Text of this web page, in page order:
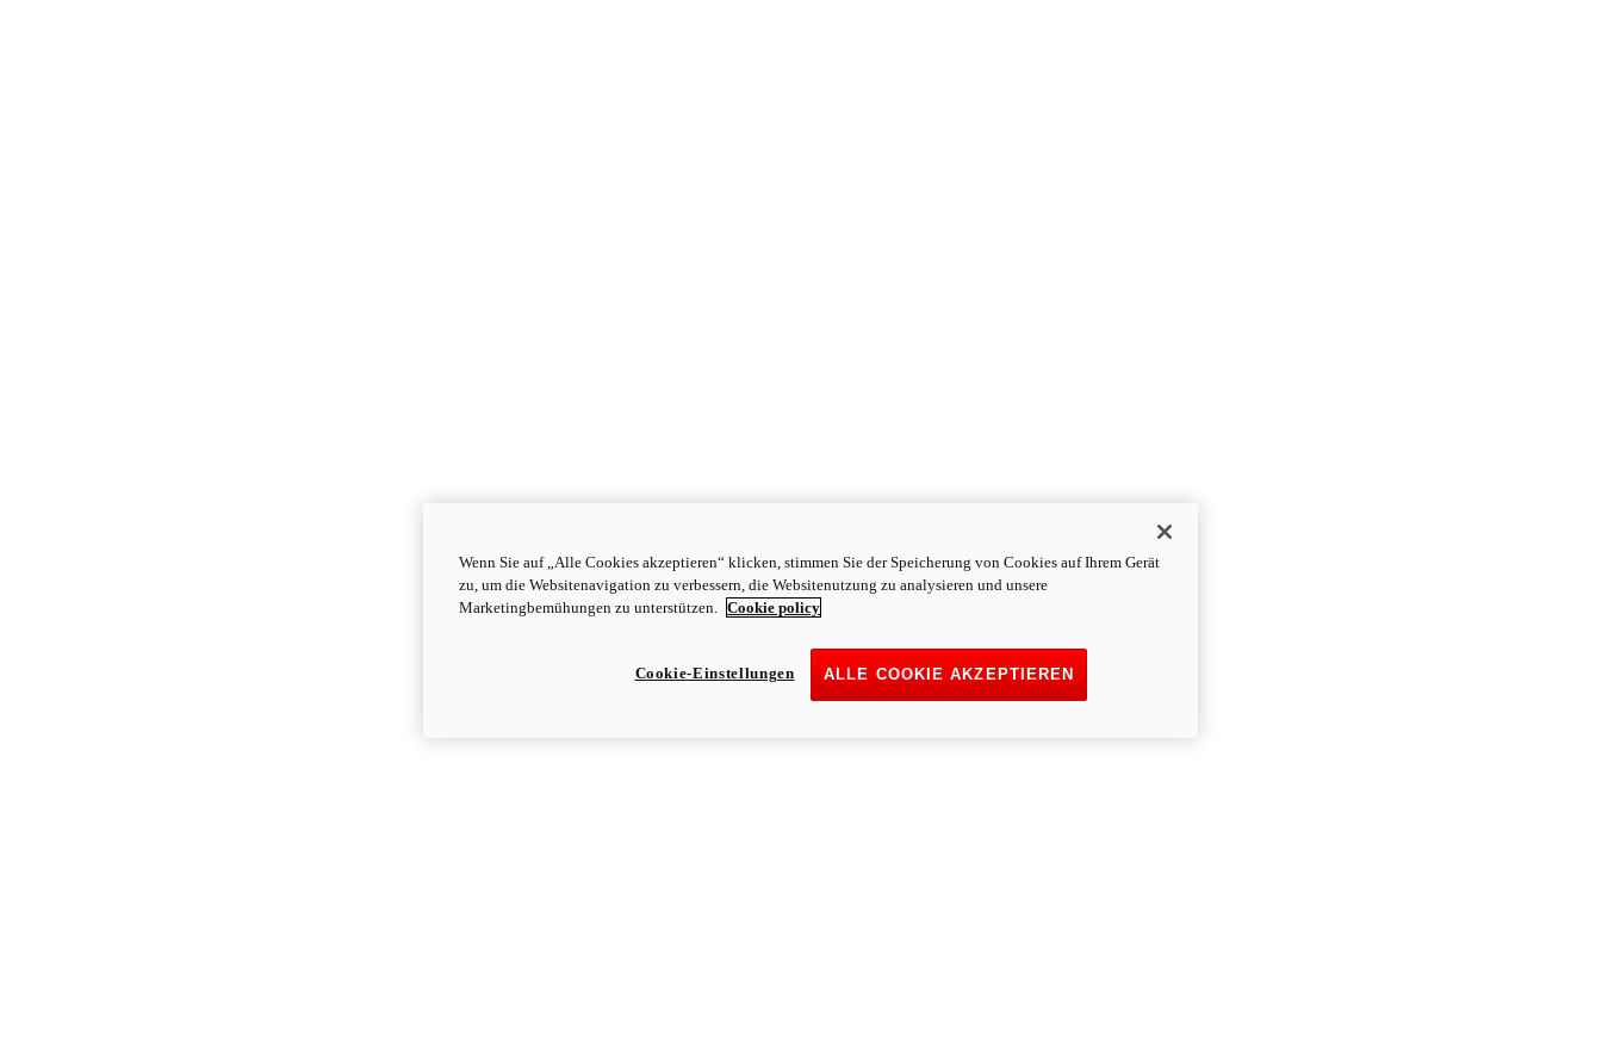
Wenn Sie auf „Alle Cookies akzeptieren“ klicken, stimmen Sie der Speicherung von Cookies auf Ihrem Gerät
zu, um die Websitenavigation zu verbessern, die Websitenutzung zu analysieren und unsere
Marketingbemühungen zu unterstützen. Cookie policy
ALLE COOKIE AKZEPTIEREN
Cookie-Einstellungen